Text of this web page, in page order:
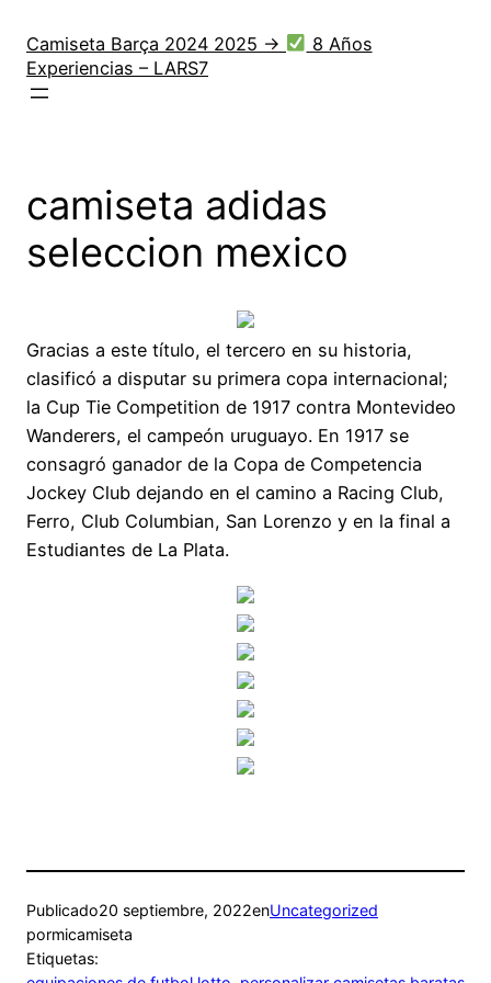
contenido
Camiseta Barça 2024 2025 →
8 Años
Experiencias – LARS7
camiseta adidas
seleccion mexico
Gracias a este título, el tercero en su historia,
clasificó a disputar su primera copa internacional;
la Cup Tie Competition de 1917 contra Montevideo
Wanderers, el campeón uruguayo. En 1917 se
consagró ganador de la Copa de Competencia
Jockey Club dejando en el camino a Racing Club,
Ferro, Club Columbian, San Lorenzo y en la final a
Estudiantes de La Plata.
Publicado20 septiembre, 2022enUncategorized
pormicamiseta
Etiquetas: